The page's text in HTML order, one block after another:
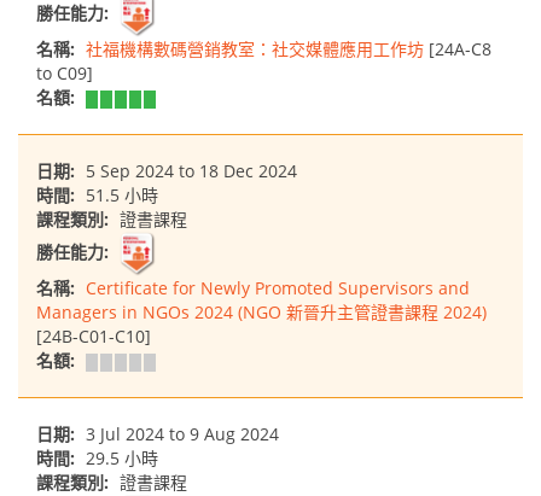
勝任能力:
名稱: 社福機構數碼營銷教室：社交媒體應用工作坊 [24A-C8
to C09]
名額:
日期: 5 Sep 2024 to 18 Dec 2024
時間: 51.5 小時
課程類別: 證書課程
勝任能力:
名稱: Certificate for Newly Promoted Supervisors and
Managers in NGOs 2024 (NGO 新晉升主管證書課程 2024)
[24B-C01-C10]
名額:
日期: 3 Jul 2024 to 9 Aug 2024
時間: 29.5 小時
課程類別: 證書課程